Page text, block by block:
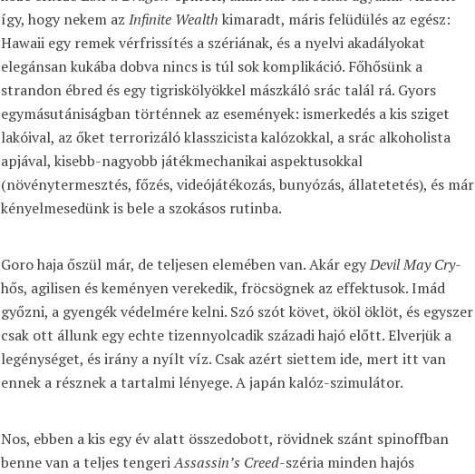
így, hogy nekem az Infinite Wealth kimaradt, máris felüdülés az egész:
Hawaii egy remek vérfrissítés a szériának, és a nyelvi akadályokat
elegánsan kukába dobva nincs is túl sok komplikáció. Főhősünk a
strandon ébred és egy tigriskölyökkel mászkáló srác talál rá. Gyors
egymásutániságban történnek az események: ismerkedés a kis sziget
lakóival, az őket terrorizáló klasszicista kalózokkal, a srác alkoholista
apjával, kisebb-nagyobb játékmechanikai aspektusokkal
(növénytermesztés, főzés, videójátékozás, bunyózás, állatetetés), és már
kényelmesedünk is bele a szokásos rutinba.
Goro haja őszül már, de teljesen elemében van. Akár egyDevil May Cry-
hős, agilisen és keményen verekedik, fröcsögnek az effektusok. Imád
győzni, a gyengék védelmére kelni. Szó szót követ, ököl öklöt, és egyszer
csak ott állunk egy echte tizennyolcadik századi hajó előtt. Elverjük a
legénységet, és irány a nyílt víz. Csak azért siettem ide, mert itt van
ennek a résznek a tartalmi lényege. A japán kalóz-szimulátor.
Nos, ebben a kis egy év alatt összedobott, rövidnek szánt spinoffban
benne van a teljes tengeriAssassin’s Creed-széria minden hajós